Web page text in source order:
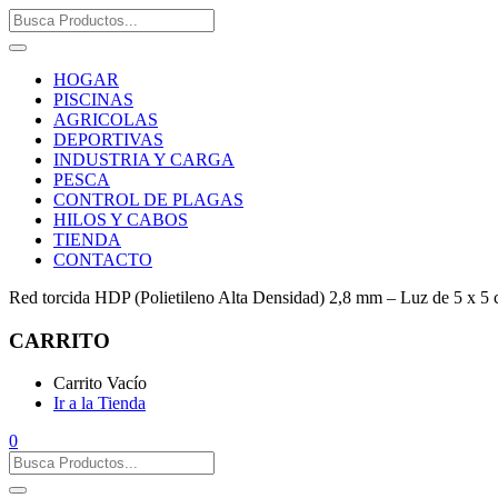
HOGAR
PISCINAS
AGRICOLAS
DEPORTIVAS
INDUSTRIA Y CARGA
PESCA
CONTROL DE PLAGAS
HILOS Y CABOS
TIENDA
CONTACTO
Red torcida HDP (Polietileno Alta Densidad) 2,8 mm – Luz de 5 x 5
CARRITO
Carrito Vacío
Ir a la Tienda
0